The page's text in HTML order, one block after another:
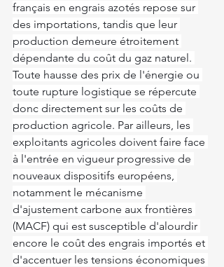
français en engrais azotés repose sur
des importations, tandis que leur
production demeure étroitement
dépendante du coût du gaz naturel.
Toute hausse des prix de l'énergie ou
toute rupture logistique se répercute
donc directement sur les coûts de
production agricole. Par ailleurs, les
exploitants agricoles doivent faire face
à l'entrée en vigueur progressive de
nouveaux dispositifs européens,
notamment le mécanisme
d'ajustement carbone aux frontières
(MACF) qui est susceptible d'alourdir
encore le coût des engrais importés et
d'accentuer les tensions économiques